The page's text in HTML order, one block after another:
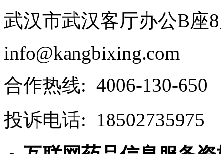
武汉市武汉客厅办公B座
info@kangbixing.com
合作热线: 4006-130-650
投诉电话: 18502735975